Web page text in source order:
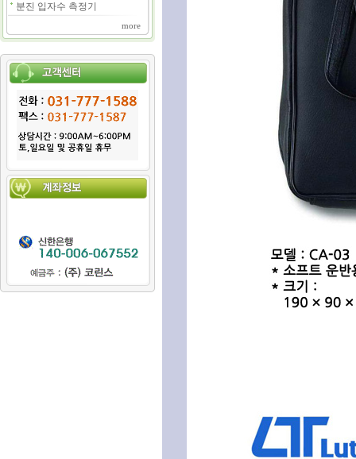
분진 입자수 측정기
more